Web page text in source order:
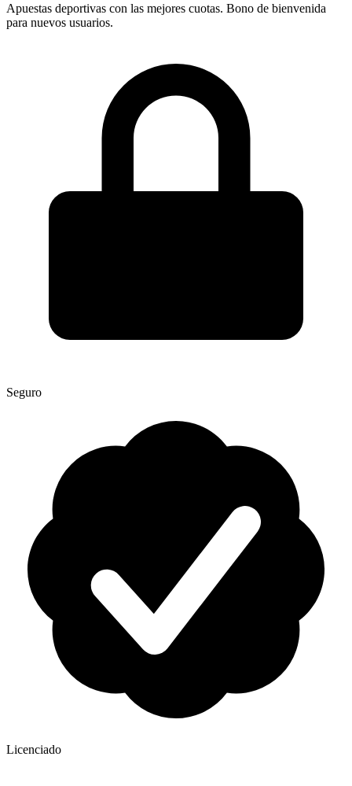
Apuestas deportivas con las mejores cuotas. Bono de bienvenida
para nuevos usuarios.
Seguro
Licenciado